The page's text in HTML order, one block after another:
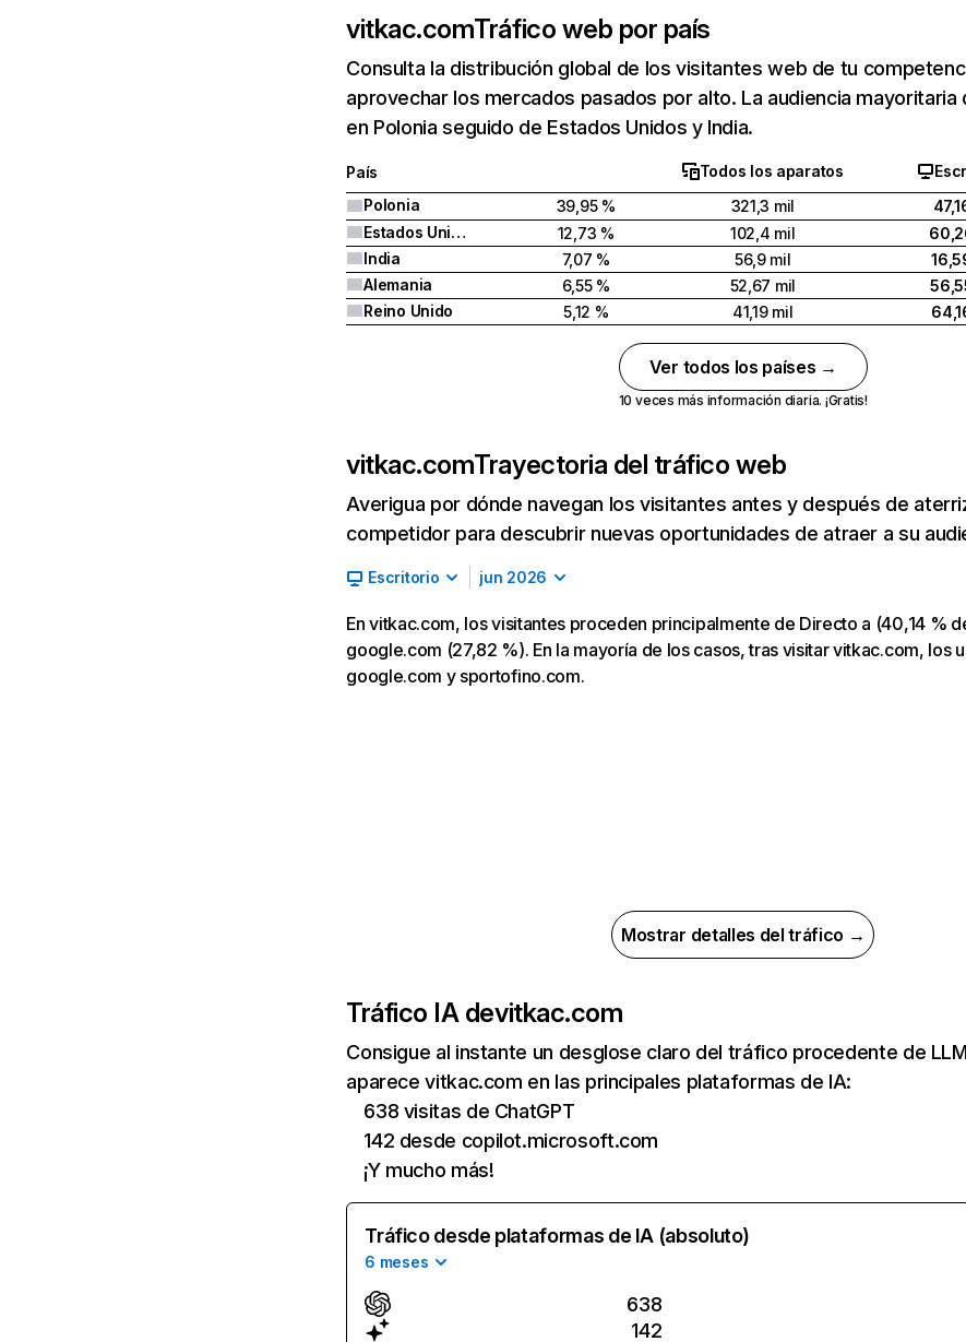
vitkac.comTráfico web por país
Consulta la distribución global de los visitantes web de tu
aprovechar los mercados pasados por alto. La audiencia
en Polonia seguido de Estados Unidos y India.
País Todos los aparatos
Polonia
39,95 % 321,3 mil
Estados Unidos
12,73 % 102,4 mil
India
7,07 % 56,9 mil
Alemania
6,55 % 52,67 mil
Reino Unido
5,12 % 41,19 mil
Ver todos los países →
10 veces más información diaria. ¡Gratis!
vitkac.comTrayectoria del tráfico web
Averigua por dónde navegan los visitantes antes y después de
competidor para descubrir nuevas oportunidades de atraer a su
Escritorio jun 2026
En vitkac.com, los visitantes proceden principalmente de Directo a (40,14 %
google.com (27,82 %). En la mayoría de los casos, tras visitar vitkac.com, los
google.com y sportofino.com.
Mostrar detalles del tráfico →
Tráfico IA devitkac.com
Consigue al instante un desglose claro del tráfico procedente de
aparece vitkac.com en las principales plataformas de IA:
638 visitas de ChatGPT
142 desde copilot.microsoft.com
¡Y mucho más!
Tráfico desde plataformas de IA (absoluto)
6 meses
638
142